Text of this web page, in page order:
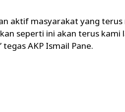
aktif masyarakat yang
seperti ini akan terus
AKP Ismail Pane.